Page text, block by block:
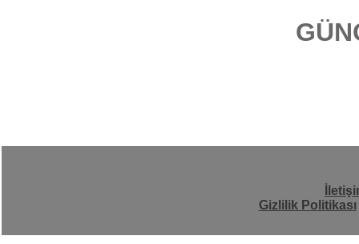
Gizlilik Politikası